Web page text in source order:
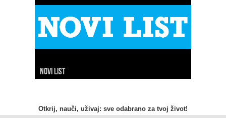
Novi list
Slobodna Dalmacija
Net.hr
Dalmacija danas
7 dnevno
24 sata
Index
Hina
Otkrij, nauči, uživaj: sve odabrano za tvoj život!